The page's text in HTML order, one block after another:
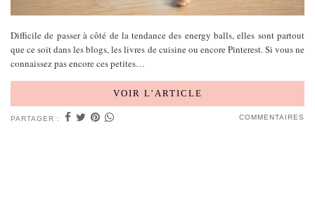
Difficile de passer à côté de la tendance des energy balls, elles sont partout
que ce soit dans les blogs, les livres de cuisine ou encore Pinterest. Si vous ne
connaissez pas encore ces petites…
VOIR L’ARTICLE
PARTAGER : COMMENTAIRES